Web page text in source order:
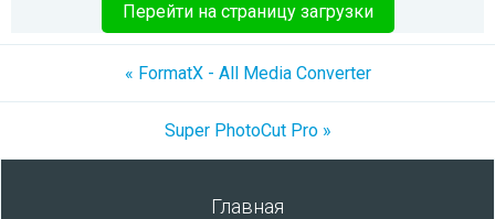
Перейти на страницу загрузки
« FormatX - All Media Converter
Super PhotoCut Pro »
Главная